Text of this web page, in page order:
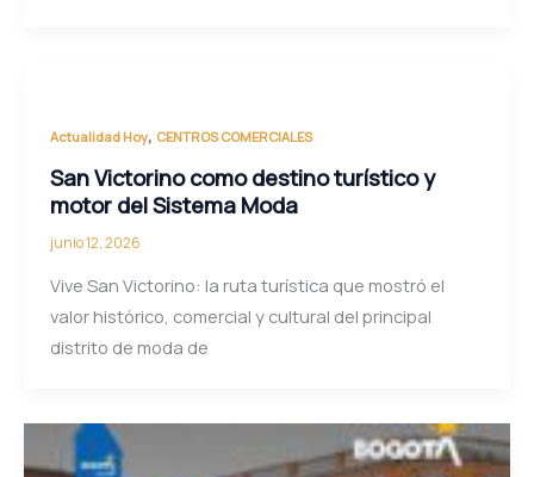
Actualidad Hoy, CENTROS COMERCIALES
San Victorino como destino turístico y
motor del Sistema Moda
junio 12, 2026
Vive San Victorino: la ruta turística que mostró el
valor histórico, comercial y cultural del principal
distrito de moda de